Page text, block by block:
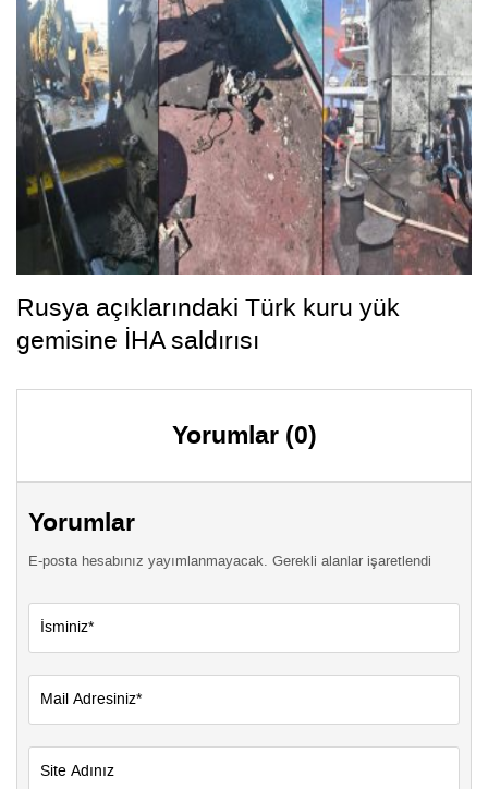
Rusya açıklarındaki Türk kuru yük
gemisine İHA saldırısı
Yorumlar (0)
Yorumlar
E-posta hesabınız yayımlanmayacak. Gerekli alanlar işaretlendi